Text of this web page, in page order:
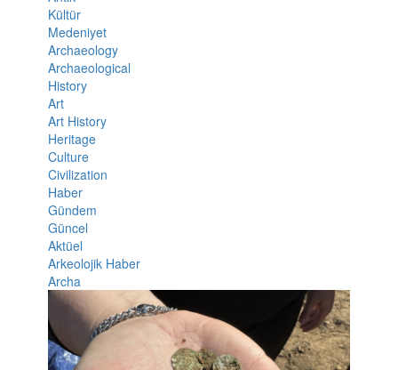
Kültür
Medeniyet
Archaeology
Archaeological
History
Art
Art History
Heritage
Culture
Civilization
Haber
Gündem
Güncel
Aktüel
Arkeolojik Haber
Archa